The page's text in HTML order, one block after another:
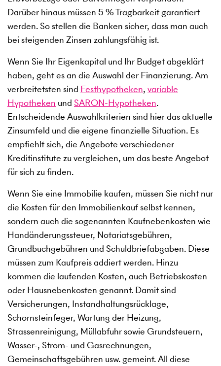
Darüber hinaus müssen 5 % Tragbarkeit garantiert
werden. So stellen die Banken sicher, dass man auch
bei steigenden Zinsen zahlungsfähig ist.
Wenn Sie Ihr Eigenkapital und Ihr Budget abgeklärt
haben, geht es an die Auswahl der Finanzierung. Am
verbreitetsten sind Festhypotheken, variable
Hypotheken und SARON-Hypotheken.
Entscheidende Auswahlkriterien sind hier das aktuelle
Zinsumfeld und die eigene finanzielle Situation. Es
empfiehlt sich, die Angebote verschiedener
Kreditinstitute zu vergleichen, um das beste Angebot
für sich zu finden.
Wenn Sie eine Immobilie kaufen, müssen Sie nicht nur
die Kosten für den Immobilienkauf selbst kennen,
sondern auch die sogenannten Kaufnebenkosten wie
Handänderungssteuer, Notariatsgebühren,
Grundbuchgebühren und Schuldbriefabgaben. Diese
müssen zum Kaufpreis addiert werden. Hinzu
kommen die laufenden Kosten, auch Betriebskosten
oder Hausnebenkosten genannt. Damit sind
Versicherungen, Instandhaltungsrücklage,
Schornsteinfeger, Wartung der Heizung,
Strassenreinigung, Müllabfuhr sowie Grundsteuern,
Wasser-, Strom- und Gasrechnungen,
Gemeinschaftsgebühren usw. gemeint. All diese